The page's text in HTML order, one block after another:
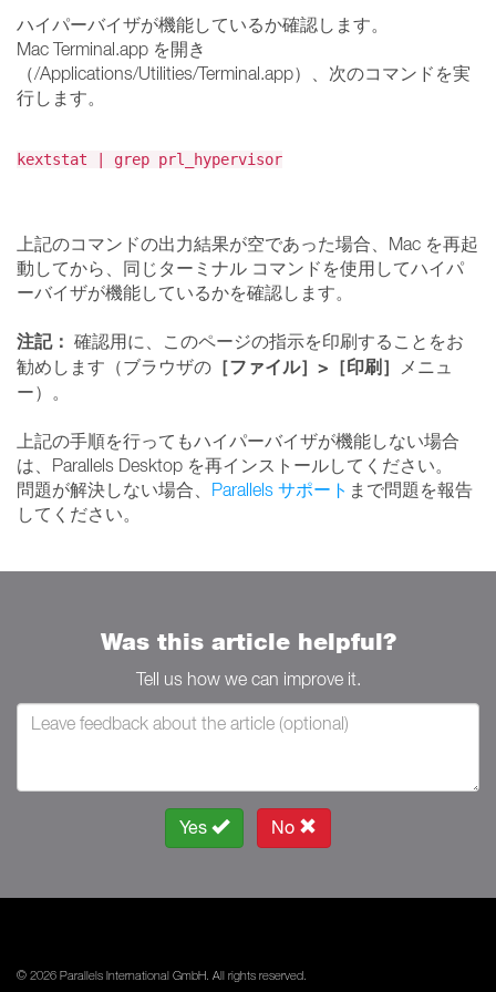
ハイパーバイザが機能しているか確認します。
Mac Terminal.app を開き
（/Applications/Utilities/Terminal.app）、次のコマンドを実
行します。
kextstat | grep prl_hypervisor
上記のコマンドの出力結果が空であった場合、Mac を再起
動してから、同じターミナル コマンドを使用してハイパ
ーバイザが機能しているかを確認します。
注記： 確認用に、このページの指示を印刷することをお
勧めします（ブラウザの ［ファイル］ > ［印刷］
メニュ
ー）。
上記の手順を行ってもハイパーバイザが機能しない場合
は、Parallels Desktop を再インストールしてください。
問題が解決しない場合、 Parallels サポート まで問題を報告
してください。
Was this article helpful?
Tell us how we can improve it.
Yes No
© 2026 Parallels International GmbH. All rights reserved.